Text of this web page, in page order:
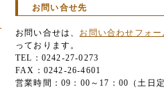
お問い合せ先
お問い合せは、 お問い合わせフォー
っております。
TEL：0242-27-0273
FAX：0242-26-4601
営業時間：09：00～17：00（土日定